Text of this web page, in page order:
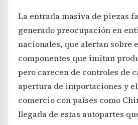
La entrada masiva de piezas
generado preocupación en
nacionales, que alertan sobre
componentes que imitan
pero carecen de controles de
apertura de importaciones y
comercio con países como
llegada de estas autopartes